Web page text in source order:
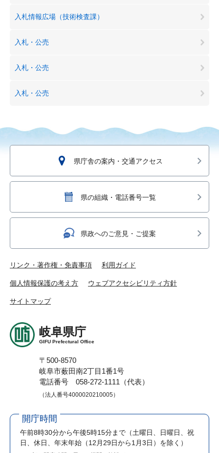
入札情報広場（技術検査課）
入札・公売
入札・公売
入札・公売
県庁舎の案内・交通アクセス
県の組織・電話番号一覧
県政へのご意見・ご提案
リンク・著作権・免責事項 利用ガイド
個人情報保護の考え方 ウェブアクセシビリティ方針
サイトマップ
岐阜県庁
GIFU Prefectural Office
〒500-8570
岐阜市薮田南2丁目1番1号
電話番号 058-272-1111（代表）
（法人番号4000020210005）
開庁時間
午前8時30分から午後5時15分まで （土曜日、日曜日、祝
日、休日、年末年始（12月29日から1月3日）を除く）